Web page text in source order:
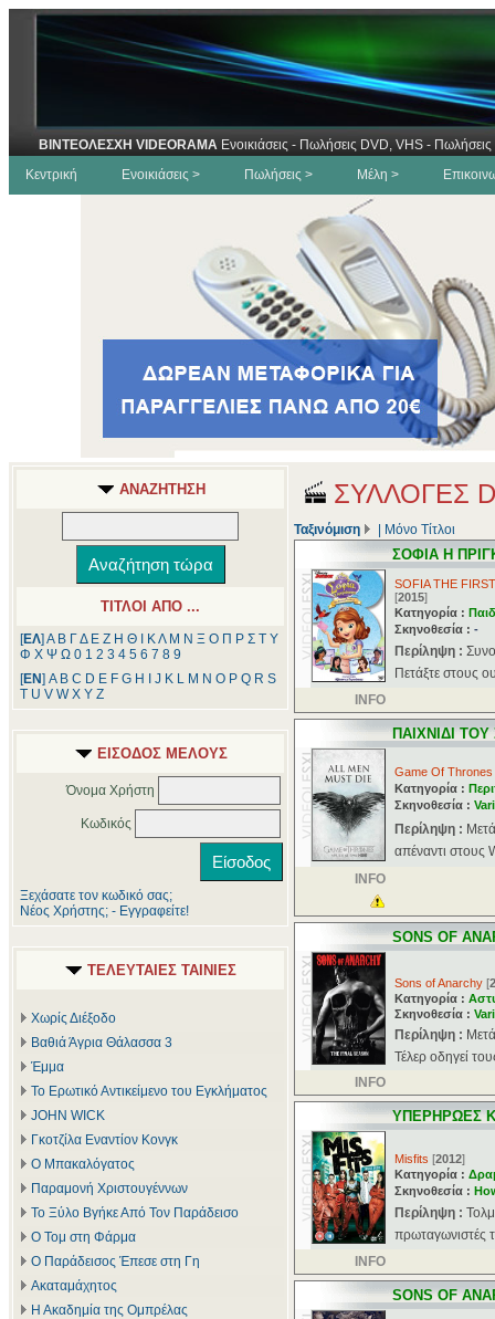
ΒΙΝΤΕΟΛΕΣΧΗ VIDEORAMA Ενοικιάσεις - Πωλήσεις DVD, VHS -
Κεντρική
Ενοικιάσεις > Πωλήσεις > Μέλη >
ΑΝΑΖΗΤΗΣΗ
ΤΙΤΛΟΙ ΑΠΟ ...
[ΕΛ] Α Β ΓΔ Ε Ζ Η Θ ΚΛ Μ Ν Ξ Ο Π Ρ Σ Τ Υ
Φ Χ Ψ Ω 0 1 2 3 4 5 6 7 8 9
[ΕΝ] A B C D E F G H J K L M N O P Q R S
T U V W X Y Z
ΕΙΣΟΔΟΣ ΜΕΛΟΥΣ
Όνομα Χρήστη
Κωδικός
Ξεχάσατε τον κωδικό σας;
Νέος Χρήστης; - Εγγραφείτε!
ΤΕΛΕΥΤΑΙΕΣ ΤΑΙΝΙΕΣ
Χωρίς Διέξοδο
Βαθιά Άγρια Θάλασσα 3
Έμμα
Το Ερωτικό Αντικείμενο του Εγκλήματος
JOHN WICK
Γκοτζίλα Εναντίον Κονγκ
Ο Μπακαλόγατος
Παραμονή Χριστουγέννων
Το Ξύλο Βγήκε Από Τον Παράδεισο
Ο Τομ στη Φάρμα
Ο Παράδεισος Έπεσε στη Γη
Ακαταμάχητος
Η Ακαδημία της Ομπρέλας
ΣΥΛΛΟΓΕΣ
Ταξινόμιση Μόνο Τίτλοι
ΣΟΦΙΑ Η
SOFIA THE
[2015]
Κατηγορία :
Σκηνοθεσία : -
Περίληψη :
Πετάξτε στους
INFO
ΠΑΙΧΝΙΔΙ
Game Of Thrones
Κατηγορία :
Σκηνοθεσία :
Περίληψη :
απέναντι στους
INFO
SONS OF
Sons of Anarchy [
Κατηγορία :
Σκηνοθεσία :
Περίληψη :
Τέλερ οδηγεί
INFO
ΥΠΕΡΗΡΩΕΣ
Misfits [2012]
Κατηγορία :
Σκηνοθεσία :
Περίληψη :
πρωταγωνιστές
INFO
SONS OF